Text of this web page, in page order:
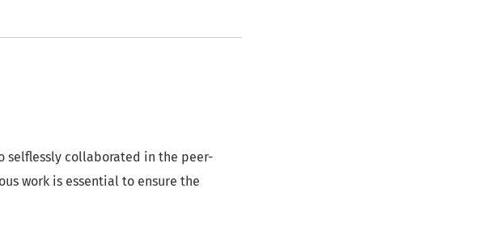
selflessly collaborated in the peer-
work is essential to ensure the